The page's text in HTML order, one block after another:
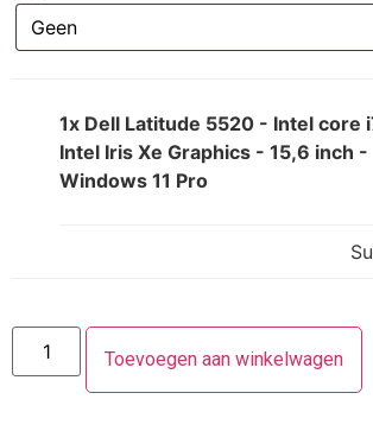
1x Dell Latitude 5520 - Intel core
Intel Iris Xe Graphics - 15,6 inch -
Windows 11 Pro
Toevoegen aan winkelwagen